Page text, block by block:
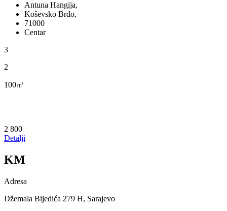
Antuna Hangija,
Koševsko Brdo,
71000
Centar
3
2
100㎡
2 800
Detalji
KM
Adresa
Džemala Bijedića 279 H, Sarajevo